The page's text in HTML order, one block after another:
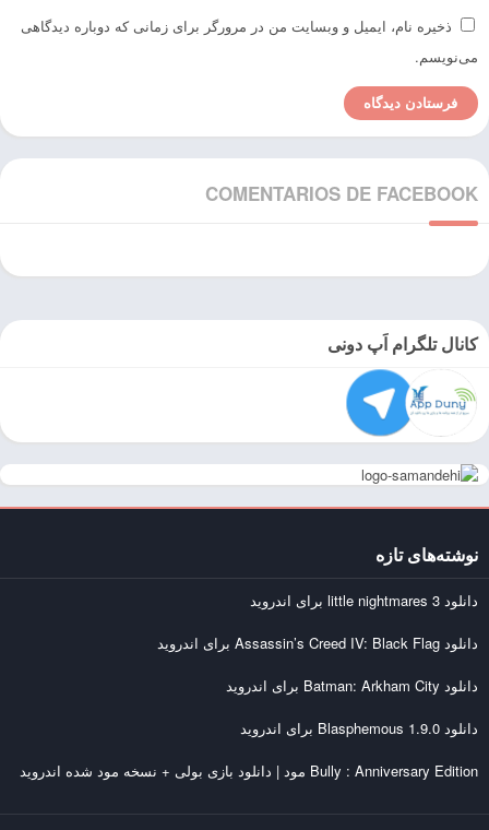
ذخیره نام، ایمیل و وبسایت من در مرورگر برای زمانی که دوباره دیدگاهی
می‌نویسم.
COMENTARIOS DE FACEBOOK
کانال تلگرام اَپ دونی
نوشته‌های تازه
دانلود little nightmares 3 برای اندروید
دانلود Assassin’s Creed IV: Black Flag برای اندروید
دانلود Batman: Arkham City برای اندروید
دانلود Blasphemous 1.9.0 برای اندروید
Bully : Anniversary Edition مود | دانلود بازی بولی + نسخه مود شده اندروید